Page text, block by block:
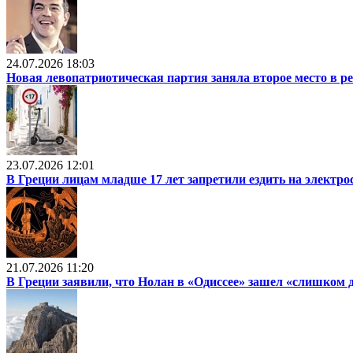
24.07.2026 18:03
Новая левопатриотическая партия заняла второе место в
23.07.2026 12:01
В Греции лицам младше 17 лет запретили ездить на
21.07.2026 11:20
В Греции заявили, что Нолан в «Одиссее» зашел «слишком